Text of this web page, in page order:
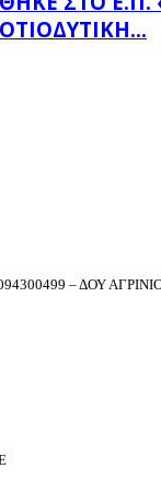
– ΔΟΥ